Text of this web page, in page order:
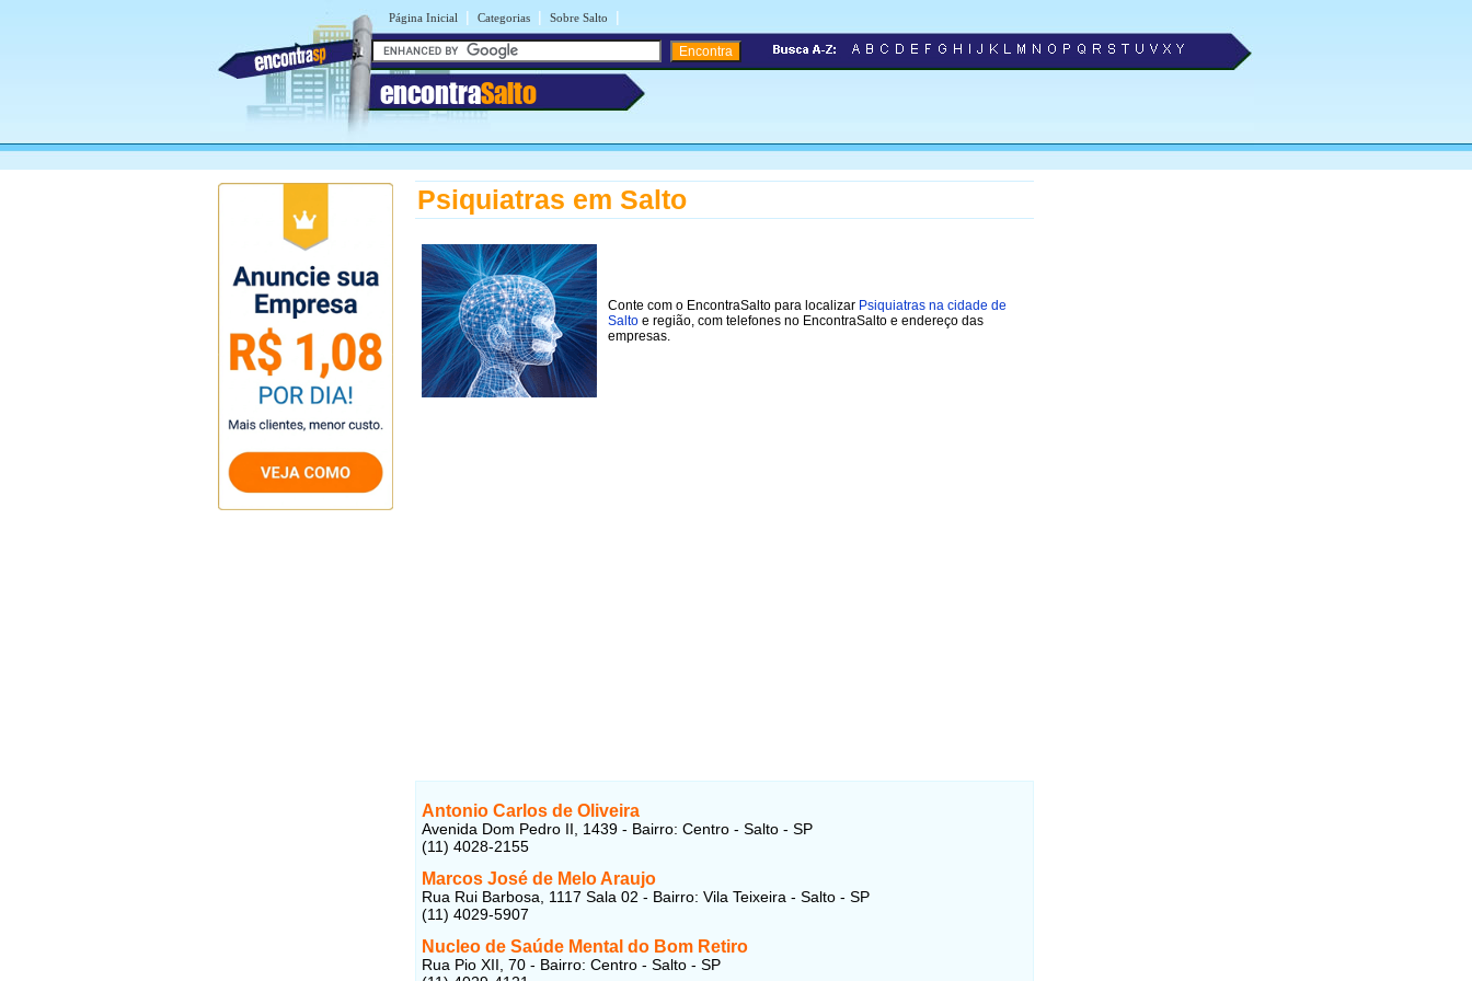
Página Inicial | Categorias | Sobre Salto |
encontraSalto
Psiquiatras em Salto
Conte com o EncontraSalto para localizar Psiquiatras na cidade de
Salto e região, com telefones no EncontraSalto e endereço das
empresas.
Antonio Carlos de Oliveira
Avenida Dom Pedro II, 1439 - Bairro: Centro - Salto - SP
(11) 4028-2155
Marcos José de Melo Araujo
Rua Rui Barbosa, 1117 Sala 02 - Bairro: Vila Teixeira - Salto - SP
(11) 4029-5907
Nucleo de Saúde Mental do Bom Retiro
Rua Pio XII, 70 - Bairro: Centro - Salto - SP